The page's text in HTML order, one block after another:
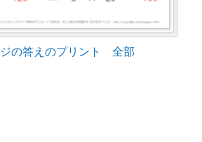
の答えのプリント 全部